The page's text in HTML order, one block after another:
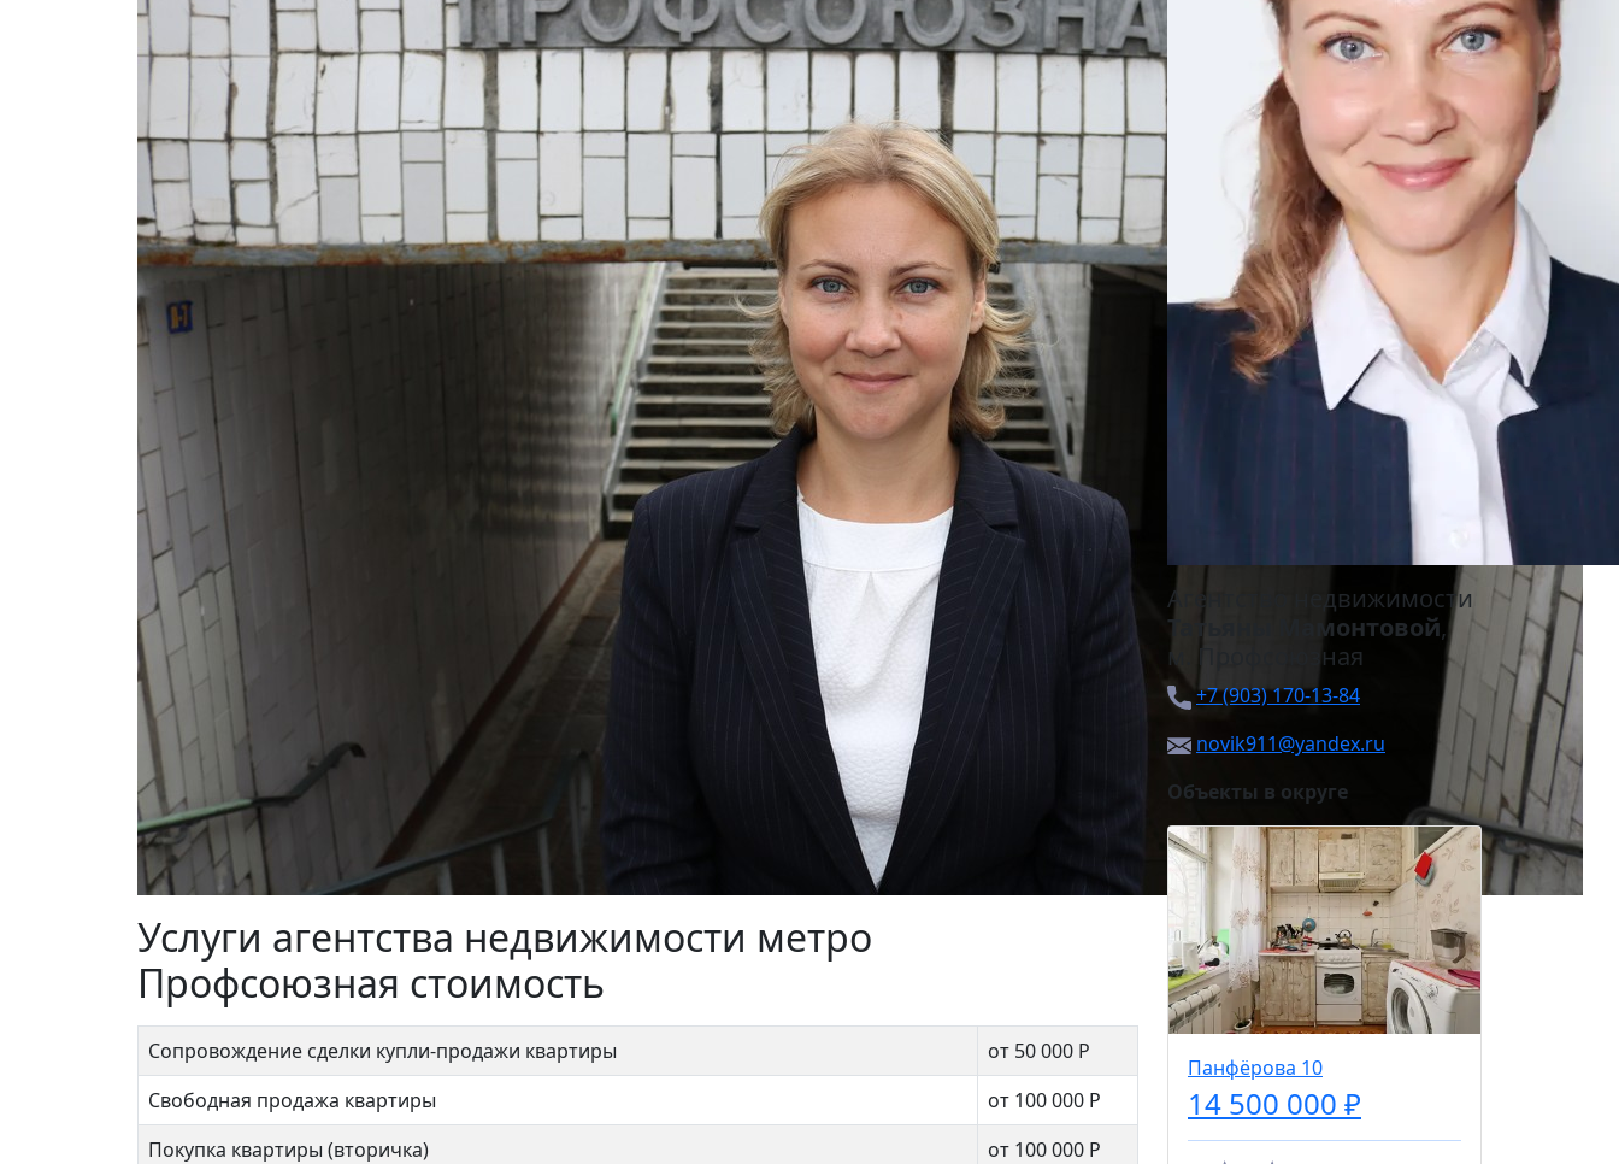
Услуги агентства недвижимости метро
Профсоюзная стоимость
Сопровождение сделки купли-продажи квартиры
от 50 000 Р
Свободная продажа квартиры
от 100 000 Р
Покупка квартиры (вторичка)
от 100 000 Р
Агентство недвижимости
Татьяны Мамонтовой,
м. Профсоюзная
+7 (903) 170-13-84
novik911@yandex.ru
Объекты в округе
Скобелевская 8
8 500 000 ₽
Улица Скобелевская
11 500 000 ₽
Калужская
Адмирала Лазарева 35
12 300 000 ₽
Улица Горчакова
Панфёрова 10
14 500 000 ₽
Каховка
25